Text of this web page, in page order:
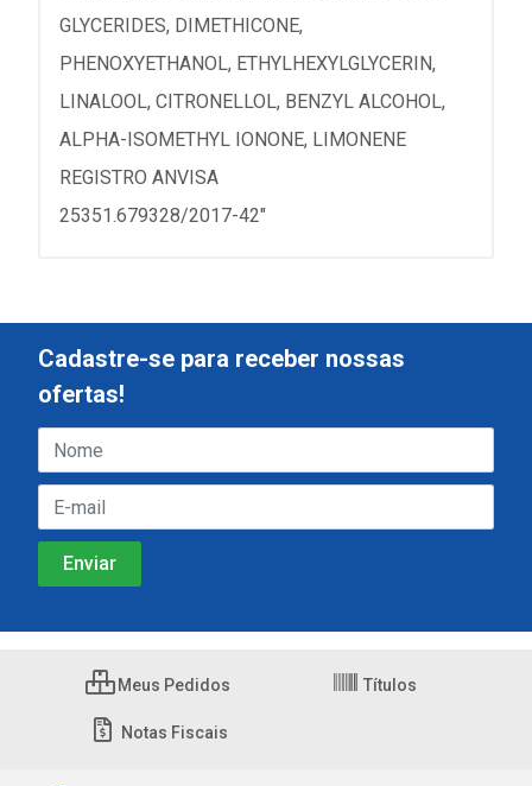
GLYCERIDES, DIMETHICONE,
PHENOXYETHANOL, ETHYLHEXYLGLYCERIN,
LINALOOL, CITRONELLOL, BENZYL ALCOHOL,
ALPHA-ISOMETHYL IONONE, LIMONENE
REGISTRO ANVISA
25351.679328/2017-42"
Cadastre-se para receber nossas
ofertas!
Meus Pedidos Títulos
Notas Fiscais